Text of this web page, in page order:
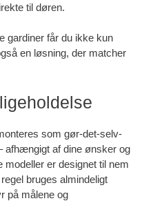
til døren.
gardiner får du ikke kun
en løsning, der matcher
som gør-det-selv-
afhængigt af dine ønsker og
er designet til nem
bruges almindeligt
på målene og